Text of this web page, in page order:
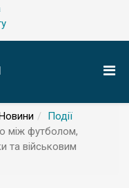
Події
між футболом,
та військовим